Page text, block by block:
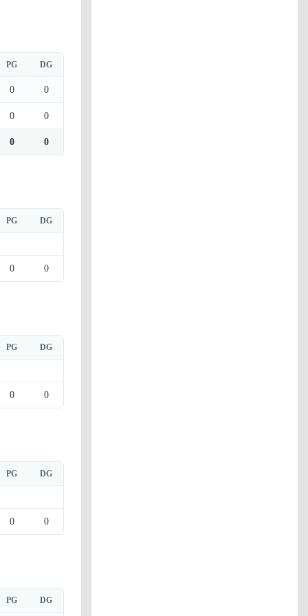
PG DG
0 0
0 0
0 0
PG DG
0 0
PG DG
0 0
PG DG
0 0
PG DG